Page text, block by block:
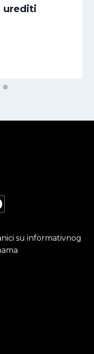
urediti
su informativnog